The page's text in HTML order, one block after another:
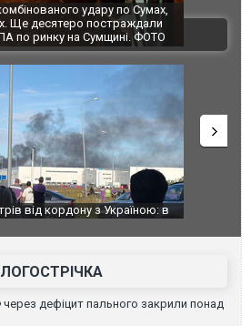
удару по Сумах,
десятеро постраждали
ринку на Сумщині. ФОТО
За 2000
склад
ВІДЕО
від кордону з Україною: в
ВІДЕО
В Таїланді
блискавки
постраждали.
дефіцит пального закрили понад